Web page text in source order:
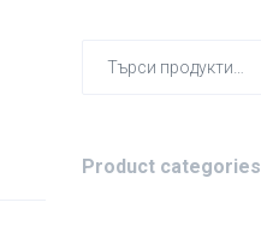
Product categories